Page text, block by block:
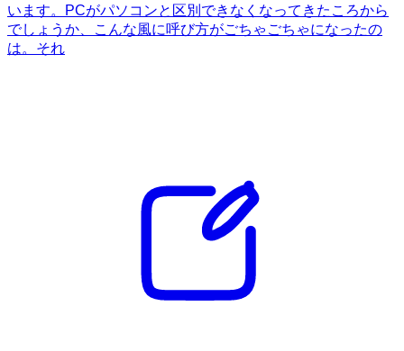
います。PCがパソコンと区別できなくなってきたころから
でしょうか、こんな風に呼び方がごちゃごちゃになったの
は。それ